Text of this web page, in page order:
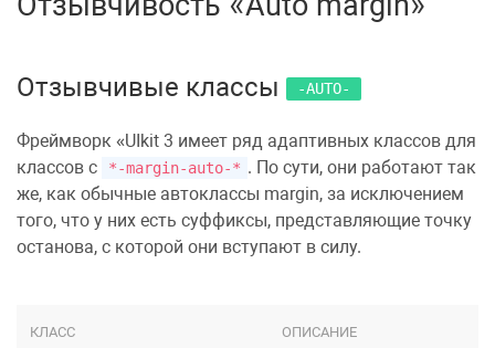
Отзывчивые классы -AUTO-
Фреймворк UIkit 3 имеет ряд адаптивных классов для
классов с
*-margin-auto-* . По сути, они работают так
же, как обычные автоклассы margin, за исключением
того, что у них есть суффиксы, представляющие точку
останова, с которой они вступают в силу.
КЛАСС ОПИСАНИЕ